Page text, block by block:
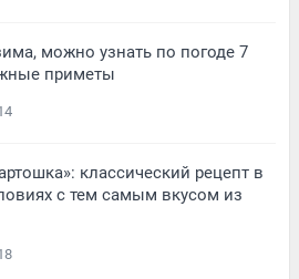
можно узнать по погоде 7
приметы
классический рецепт в
с тем самым вкусом из